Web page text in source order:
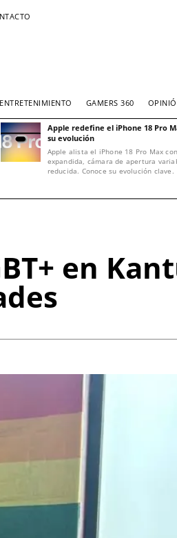
ENTRETENIMIENTO GAMERS 360
Apple redefine el iPhone 18 Pro
su evolución
Apple alista el iPhone 18 Pro Max
expandida, cámara de apertura
reducida. Conoce su evolución clave.
en